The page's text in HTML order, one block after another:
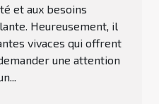
et aux besoins
Heureusement, il
vivaces qui offrent
une attention